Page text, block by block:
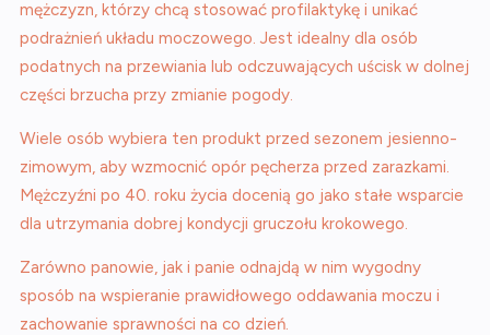
mężczyzn, którzy chcą stosować profilaktykę i unikać
podrażnień układu moczowego. Jest idealny dla osób
podatnych na przewiania lub odczuwających uścisk w dolnej
części brzucha przy zmianie pogody.
Wiele osób wybiera ten produkt przed sezonem jesienno-
zimowym, aby wzmocnić opór pęcherza przed zarazkami.
Mężczyźni po 40. roku życia docenią go jako stałe wsparcie
dla utrzymania dobrej kondycji gruczołu krokowego.
Zarówno panowie, jak i panie odnajdą w nim wygodny
sposób na wspieranie prawidłowego oddawania moczu i
zachowanie sprawności na co dzień.